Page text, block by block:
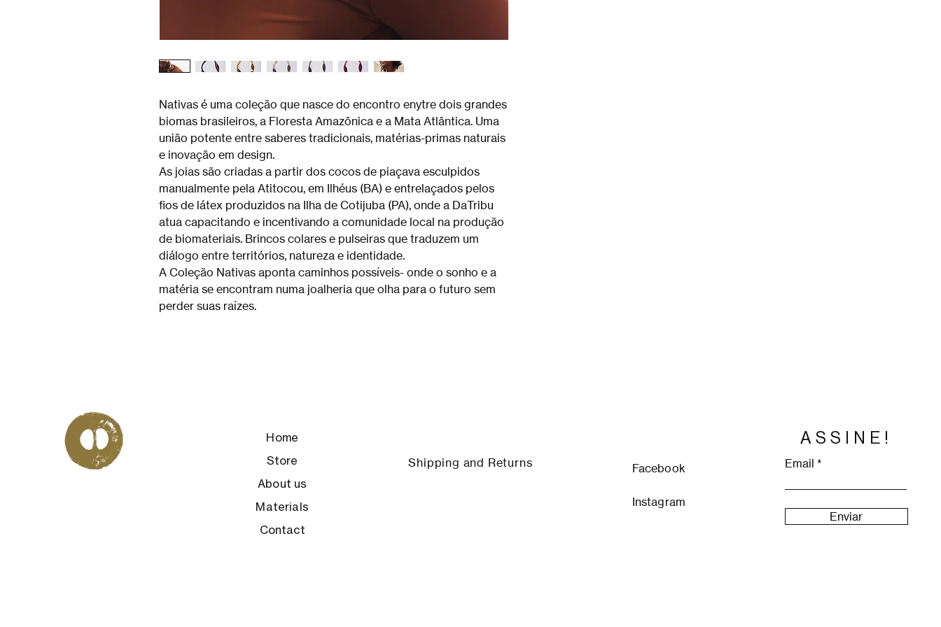
Nativas é uma coleção que nasce do encontro enytre dois grandes
biomas brasileiros, a Floresta Amazônica e a Mata Atlântica. Uma
união potente entre saberes tradicionais, matérias-primas naturais
e inovação em design.
As joias são criadas a partir dos cocos de piaçava esculpidos
manualmente pela Atitocou, em Ilhéus (BA) e entrelaçados pelos
fios de látex produzidos na Ilha de Cotijuba (PA), onde a DaTribu
atua capacitando e incentivando a comunidade local na produção
de biomateriais. Brincos colares e pulseiras que traduzem um
diálogo entre territórios, natureza e identidade.
A Coleção Nativas aponta caminhos possíveis- onde o sonho e a
matéria se encontram numa joalheria que olha para o futuro sem
perder suas raízes.
Home
Store
About us
Materials
Contact
Shipping and Returns Facebook
Instagram
ASSINE!
Email
Enviar